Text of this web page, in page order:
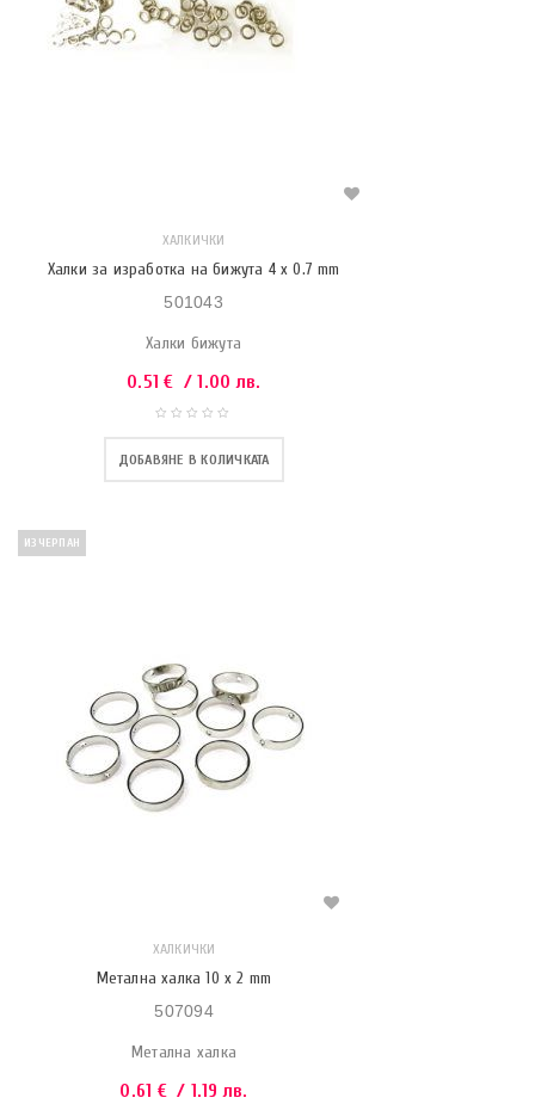
ХАЛКИЧКИ
Халки за изработка на бижута 4 х 0.7 mm
501043
Халки бижута
0.51€ / 1.00 лв.
ДОБАВЯНЕ В КОЛИЧКАТА
ИЗЧЕРПАН
ХАЛКИЧКИ
Метална халка 10 x 2 mm
507094
Метална халка
0.61 € / 1.19 лв.